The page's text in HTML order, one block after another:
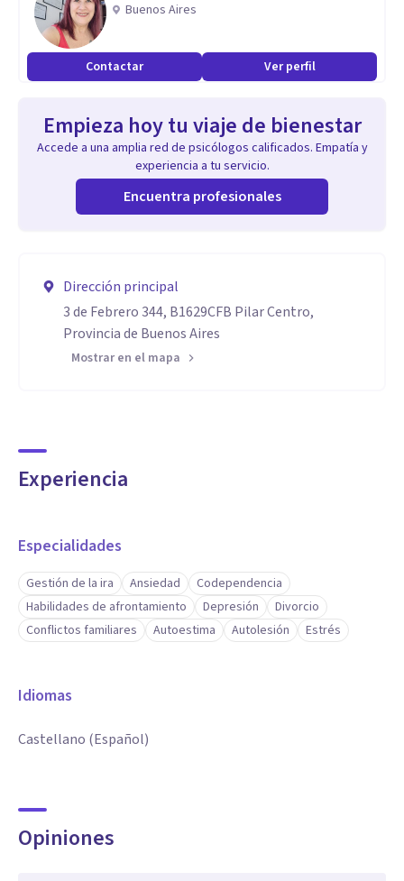
Buenos Aires
Contactar Ver perfil
Empieza hoy tu viaje de bienestar
Accede a una amplia red de psicólogos calificados. Empatía y
experiencia a tu servicio.
Encuentra profesionales
Dirección principal
3 de Febrero 344, B1629CFB Pilar Centro,
Provincia de Buenos Aires
Mostrar en el mapa
Experiencia
Especialidades
Gestión de la ira Ansiedad
Codependencia
Habilidades de afrontamiento
Depresión
Divorcio
Conflictos familiares
Autoestima Autolesión Estrés
Idiomas
Castellano (Español)
Opiniones